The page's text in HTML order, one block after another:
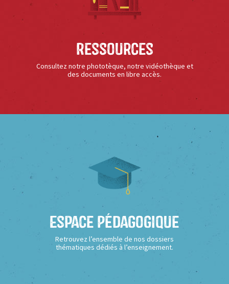
Ressources
Consultez notre phototèque, notre vidéothèque et
des documents en libre accès.
Espace Pédagogique
Retrouvez l’ensemble de nos dossiers
thématiques dédiés à l’enseignement.